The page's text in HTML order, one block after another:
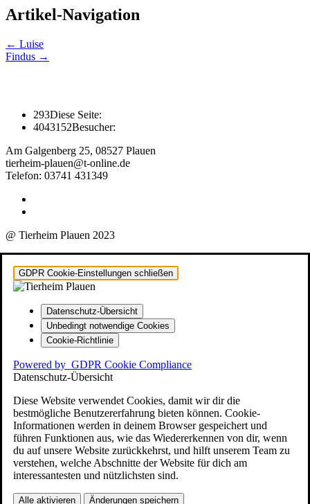
Artikel-Navigation
← Luise
Findus →
293Diese Seite:
4043152Besucher:
Am Galgenberg 25, 08527 Plauen
tierheim-plauen@t-online.de
Telefon: 03741 431349
@ Tierheim Plauen 2023
GDPR Cookie-Einstellungen schließen
Datenschutz-Übersicht
Unbedingt notwendige Cookies
Cookie-Richtlinie
Powered by GDPR Cookie Compliance
Datenschutz-Übersicht
Diese Website verwendet Cookies, damit wir dir die
bestmögliche Benutzererfahrung bieten können. Cookie-
Informationen werden in deinem Browser gespeichert und
führen Funktionen aus, wie das Wiedererkennen von dir, wenn
du auf unsere Website zurückkehrst, und hilft unserem Team zu
verstehen, welche Abschnitte der Website für dich am
interessantesten und nützlichsten sind.
Alle aktivieren Änderungen speichern